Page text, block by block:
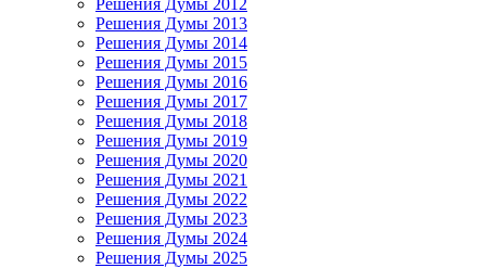
Решения Думы 2013
Решения Думы 2014
Решения Думы 2015
Решения Думы 2016
Решения Думы 2017
Решения Думы 2018
Решения Думы 2019
Решения Думы 2020
Решения Думы 2021
Решения Думы 2022
Решения Думы 2023
Решения Думы 2024
Решения Думы 2025